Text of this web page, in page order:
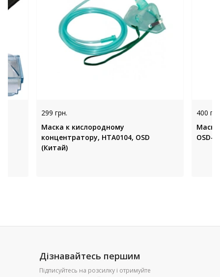
299 грн.
Маска к кислородному
концентратору, НТА0104, OSD
(Китай)
400
OSD-
Дізнавайтесь першим
Підписуйтесь на розсилку і отримуйте